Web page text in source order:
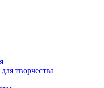
творчества